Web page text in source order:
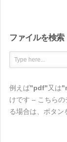
ファイルを検索
例えば"pdf"又は
けです – こちら
る場合は、ボタン